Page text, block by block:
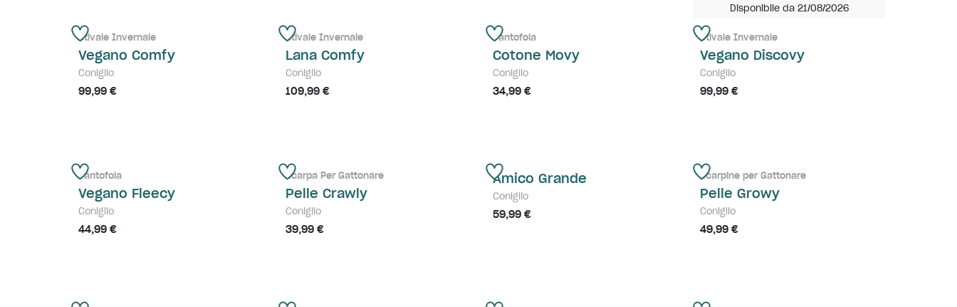
Stivale Invernale
Vegano Comfy
Coniglio
99,99 €
Stivale Invernale
Lana Comfy
Coniglio
109,99 €
Pantofola
Cotone Movy
Coniglio
34,99 €
Disponibile da 21/08/2026
Stivale Invernale
Vegano Discovy
Coniglio
99,99 €
Pantofola
Vegano Fleecy
Coniglio
44,99 €
Scarpa Per Gattonare
Pelle Crawly
Coniglio
39,99 €
Amico Grande
Coniglio
59,99 €
Scarpine per Gattonare
Pelle Growy
Coniglio
49,99 €